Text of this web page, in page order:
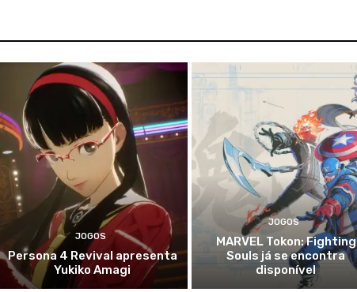
JOGOS
Persona 4 Revival apresenta
Yukiko Amagi
JOGOS
MARVEL Tokon: Fighting
Souls já se encontra
disponível